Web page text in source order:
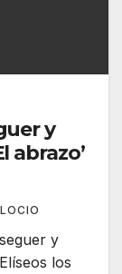
y
abrazo’
y
los